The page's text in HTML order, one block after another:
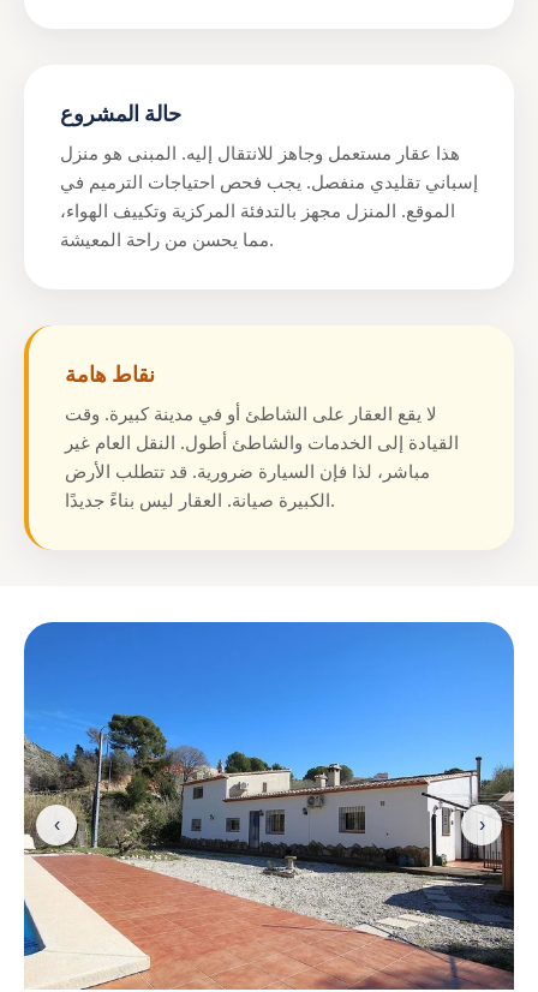
حالة المشروع
هذا عقار مستعمل وجاهز للانتقال إليه. المبنى هو منزل
إسباني تقليدي منفصل. يجب فحص احتياجات الترميم في
الموقع. المنزل مجهز بالتدفئة المركزية وتكييف الهواء،
مما يحسن من راحة المعيشة.
نقاط هامة
لا يقع العقار على الشاطئ أو في مدينة كبيرة. وقت
القيادة إلى الخدمات والشاطئ أطول. النقل العام غير
مباشر، لذا فإن السيارة ضرورية. قد تتطلب الأرض
الكبيرة صيانة. العقار ليس بناءً جديدًا.
‹ ›